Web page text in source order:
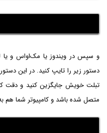
و سپس در ویندوز یا مک‌او‌اس و یا
تبلت خویش جایگزین کنید و دقت
متصل شده باشد و کامپیوتر شما هم